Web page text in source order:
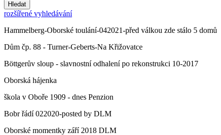
Hledat
rozšířené vyhledávání
Hammelberg-Oborské toulání-042021-před válkou zde stálo 5 domů
Dům čp. 88 - Turner-Geberts-Na Křižovatce
Böttgerův sloup - slavnostní odhalení po rekonstrukci 10-2017
Oborská hájenka
škola v Oboře 1909 - dnes Penzion
Bobr řádí 022020-posted by DLM
Oborské momentky září 2018 DLM